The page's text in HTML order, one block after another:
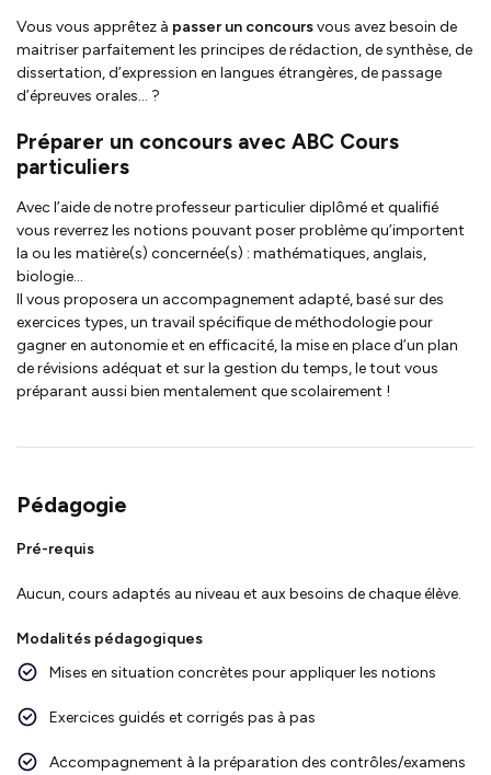
Vous vous apprêtez à passer un concoursvous avez besoin de
maitriser parfaitement les principes de rédaction, de synthèse, de
dissertation, d’expression en langues étrangères, de passage
d’épreuves orales… ?
Préparer un concours avec ABC Cours
particuliers
Avec l’aide de notre professeur particulier diplômé et qualifié
vous reverrez les notions pouvant poser problème qu’importent
la ou les matière(s) concernée(s) : mathématiques, anglais,
biologie…
Il vous proposera un accompagnement adapté, basé sur des
exercices types, un travail spécifique de méthodologie pour
gagner en autonomie et en efficacité, la mise en place d’un plan
de révisions adéquat et sur la gestion du temps, le tout vous
préparant aussi bien mentalement que scolairement !
Pédagogie
Pré-requis
Aucun, cours adaptés au niveau et aux besoins de chaque élève.
Modalités pédagogiques
Mises en situation concrètes pour appliquer les notions
Exercices guidés et corrigés pas à pas
Accompagnement à la préparation des contrôles/examens